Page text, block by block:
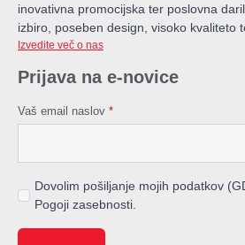
inovativna promocijska ter poslovna
izbiro, poseben design, visoko kvaliteto
Izvedite več o nas
Prijava na e-novice
Vaš email naslov *
Dovolim pošiljanje mojih podatkov
Pogoji zasebnosti.